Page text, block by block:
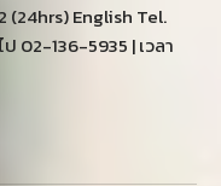
(24hrs) English Tel.
02-136-5935 | เวลา